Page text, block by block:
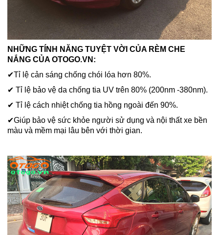
NHỮNG TÍNH NĂNG TUYỆT VỜI CỦA RÈM CHE
NẮNG CỦA OTOGO.VN:
✔Tỉ lệ cản sáng chống chói lóa hơn 80%.
✔ Tỉ lệ bảo vệ da chống tia UV trên 80% (200nm -380nm).
✔ Tỉ lệ cách nhiệt chống tia hồng ngoài đến 90%.
✔Giúp bảo vệ sức khỏe người sử dụng và nội thất xe bền
màu và mềm mại lâu bên với thời gian.